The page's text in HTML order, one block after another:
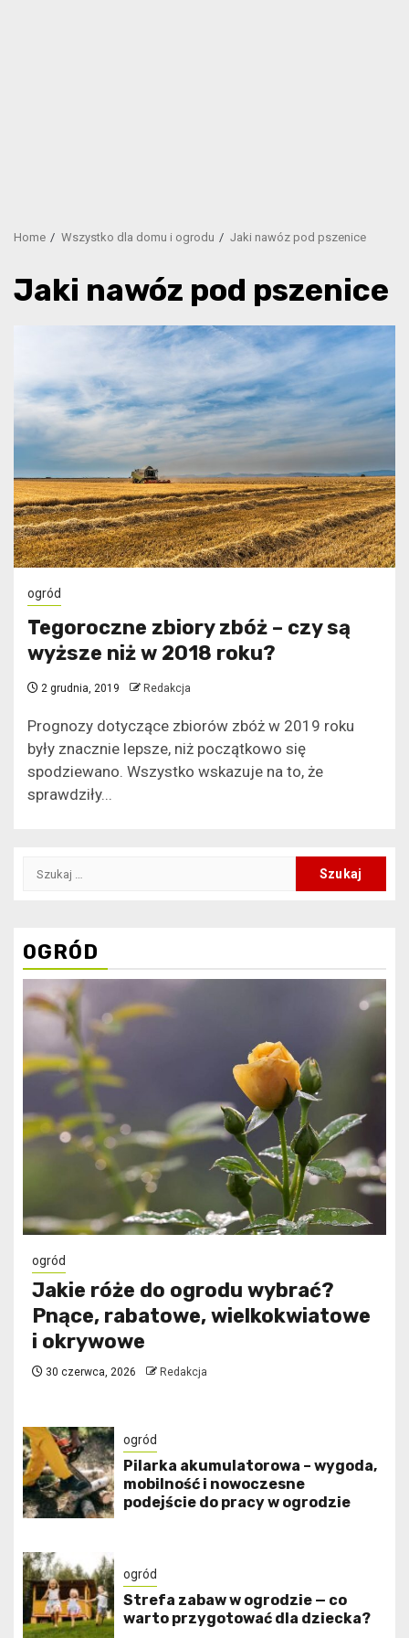
Home Wszystko dla domu i ogrodu Jaki nawóz pod pszenice
Jaki nawóz pod pszenice
ogród
Tegoroczne zbiory zbóż – czy są
wyższe niż w 2018 roku?
2 grudnia, 2019 Redakcja
Prognozy dotyczące zbiorów zbóż w 2019 roku
były znacznie lepsze, niż początkowo się
spodziewano. Wszystko wskazuje na to, że
sprawdziły...
Szukaj:
OGRÓD
ogród
Jakie róże do ogrodu wybrać?
Pnące, rabatowe, wielkokwiatowe
i okrywowe
30 czerwca, 2026 Redakcja
ogród
Pilarka akumulatorowa – wygoda,
mobilność i nowoczesne
podejście do pracy w ogrodzie
ogród
Strefa zabaw w ogrodzie — co
warto przygotować dla dziecka?